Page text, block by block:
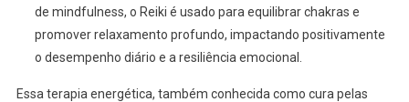
de mindfulness, o Reiki é usado para equilibrar chakras e
promover relaxamento profundo, impactando positivamente
o desempenho diário e a resiliência emocional.
Essa terapia energética, também conhecida como cura pelas